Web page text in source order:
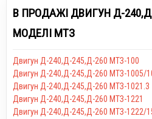
В ПРОДАЖІ ДВИГУН Д-
МОДЕЛІ МТЗ
Двигун Д-240,Д-245,Д-260 МТЗ-100
Двигун Д-240,Д-245,Д-260 МТЗ-1005/
Двигун Д-240,Д-245,Д-260 МТЗ-1021.3
Двигун Д-240,Д-245,Д-260 МТЗ-1221
Двигун Д-240,Д-245,Д-260 МТЗ-1222/